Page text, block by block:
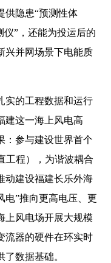
供隐患“预测性体
仪”，还能为投运后的
兴并网场景下电能质
实的工程数据和运行
建这一海上风电高
：参与建设世界首个
工程），为谐波耦合
动建设福建长乐外海
电”推向更高电压、更
上风电场开展大规模
流器的硬件在环实时
数据基础。